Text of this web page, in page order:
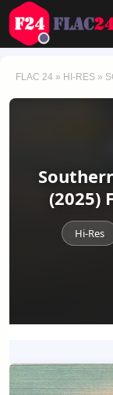
FLAC 24 » HI-RES »
(2025)
Hi-Res